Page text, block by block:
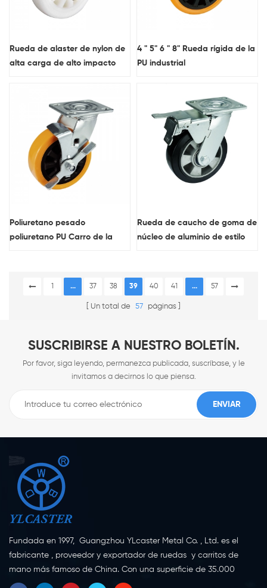
Rueda de alaster de nylon de
alta carga de alto impacto
4 " 5" 6 " 8" Rueda rígida de la
PU industrial
Poliuretano pesado
poliuretano PU Carro de la
Rueda de caucho de goma de
núcleo de aluminio de estilo
... 37 38 39 40 41 ... 57
Un total de 57 páginas
SUSCRIBIRSE A NUESTRO BOLETÍN.
Por favor, siga leyendo, permanezca publicada, suscríbase, y le
invitamos a decirnos lo que piensa.
Fundada en 1997, Guangzhou YLcaster Metal Co. , Ltd. es el
fabricante , proveedor y exportador de ruedas y carritos de
mano más famoso de China. Con una superficie de 35.000
metros cuadrados, ubicada en la ciudad de Yangjiang,